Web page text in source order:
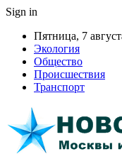
Sign in
Пятница, 7
Экология
Общество
Происшествия
Транспорт